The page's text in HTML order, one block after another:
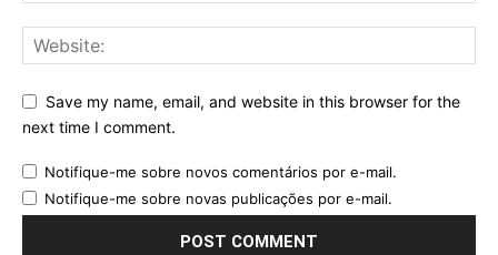
Save my name, email, and website in this browser for the
next time I comment.
Notifique-me sobre novos comentários por e-mail.
Notifique-me sobre novas publicações por e-mail.